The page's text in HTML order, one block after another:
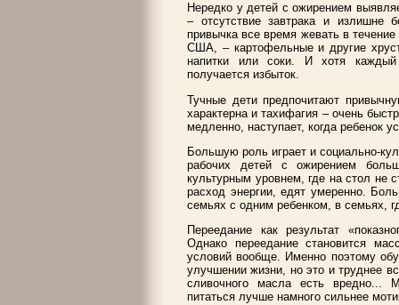
Нередко у детей с ожирением
– отсутствие завтрака и излишне
привычка все время жевать в
США, – картофельные и другие
напитки или соки. И хотя
получается избыток.
Тучные дети предпочитают
характерна и тахифагия – очень
медленно, наступает, когда ребенок
Большую роль играет и социально-
рабочих детей с ожирением
культурным уровнем, где на стол
расход энергии, едят умеренно.
семьях с одним ребенком, в семьях,
Переедание как результат
Однако переедание становится
условий вообще. Именно поэтому
улучшении жизни, но это и труднее
сливочного масла есть вредно...
питаться лучше намного сильнее